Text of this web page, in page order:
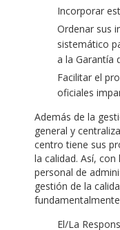
Incorporar
Ordenar sus
sistemático
a la Garantía
Facilitar el
oficiales
Además de la
general y
centro tiene sus
la calidad. Así,
personal de
gestión de la
El/La